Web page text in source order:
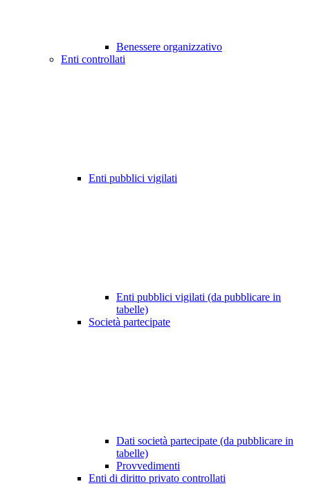
Benessere organizzativo
Enti controllati
Enti pubblici vigilati
Enti pubblici vigilati (da pubblicare in
tabelle)
Società partecipate
Dati società partecipate (da pubblicare in
tabelle)
Provvedimenti
Enti di diritto privato controllati